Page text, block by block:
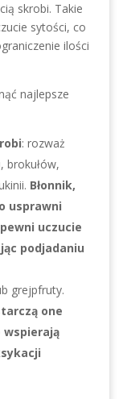
skrobi. Takie
sytości, co
ilości
najlepsze
: rozważ
brokułów,
Błonnik,
usprawni
uczucie
podjadaniu
grejpfruty.
one